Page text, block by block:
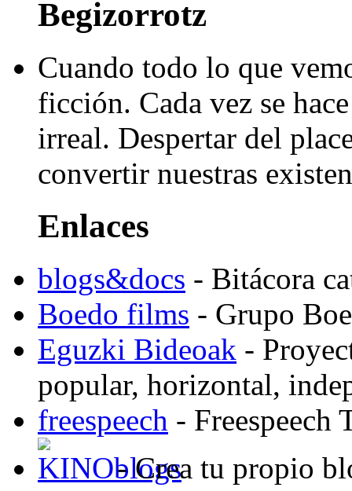
Begizorrotz
Cuando todo lo que
ficción. Cada vez se
irreal. Despertar del
convertir nuestras
Enlaces
blogs&docs - Bitácora
Boedo films - Grupo
Eguzki Bideoak -
popular, horizontal,
freespeech - Freespeech
- Crea tu propio